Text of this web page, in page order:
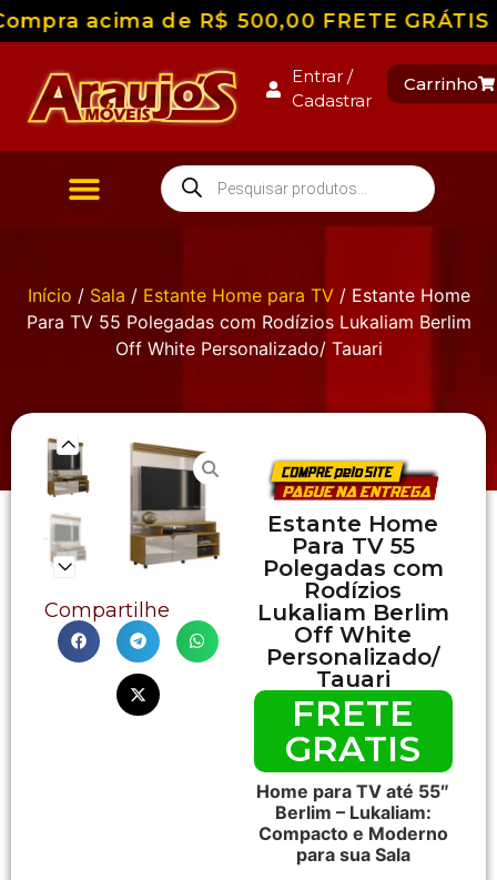
acima de R$ 500,00 FRETE
Entrar /
Cadastrar
Carrinho
Início / Sala / Estante Home para TV/ Estante Home
Para TV 55 Polegadas com Rodízios Lukaliam Berlim
Off White Personalizado/ Tauari
Compartilhe
Estante Home
Para TV 55
Polegadas com
Rodízios
Lukaliam Berlim
Off White
Personalizado/
Tauari
FRETE
GRATIS
Home para TV até 55″
Berlim – Lukaliam:
Compacto e Moderno
para sua Sala